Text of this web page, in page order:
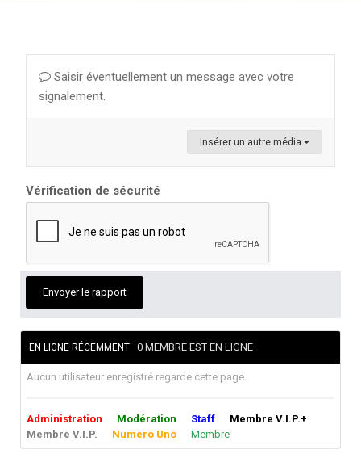
Saisir éventuellement un message avec votre
signalement.
Insérer un autre média
Vérification de sécurité
Envoyer le rapport
EN LIGNE RÉCEMMENT 0 MEMBRE EST EN LIGNE
Aucun utilisateur enregistré regarde cette page.
Administration Modération Staff
Membre V.I.P.+
Membre V.I.P.
Numero Uno Membre